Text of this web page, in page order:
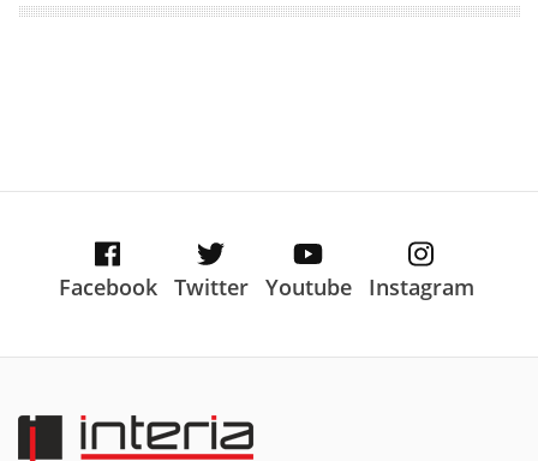
Facebook Twitter Youtube Instagram